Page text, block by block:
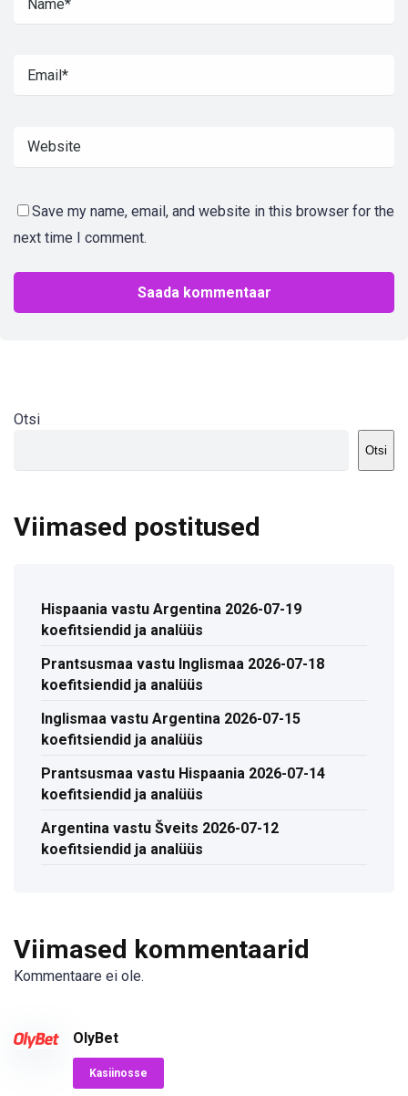
Save my name, email, and website in this browser for the
next time I comment.
Otsi
Otsi
Viimased postitused
Hispaania vastu Argentina 2026-07-19
koefitsiendid ja analüüs
Prantsusmaa vastu Inglismaa 2026-07-18
koefitsiendid ja analüüs
Inglismaa vastu Argentina 2026-07-15
koefitsiendid ja analüüs
Prantsusmaa vastu Hispaania 2026-07-14
koefitsiendid ja analüüs
Argentina vastu Šveits 2026-07-12
koefitsiendid ja analüüs
Viimased kommentaarid
Kommentaare ei ole.
OlyBet
Kasiinosse